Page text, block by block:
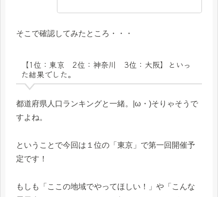
そこで確認してみたところ・・・
【1位：東京 2位：神奈川 3位：大阪】といっ
た結果でした。
都道府県人口ランキングと一緒。|ω・)そりゃそうで
すよね。
ということで今回は１位の「東京」で第一回開催予
定です！
もしも「ここの地域でやってほしい！」や「こんな